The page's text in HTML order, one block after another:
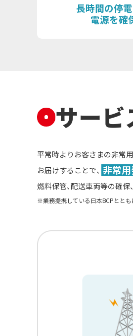
長時間の停
電源を確
サービ
平常時よりお客さまの非常
お届けすることで、 非常
燃料保管、配送車両等の確保
※業務提携している日本BCPととも